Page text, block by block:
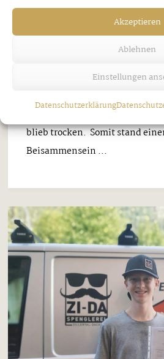
Akzeptieren
Ablehnen
Einstellungen
Datenschutzerklärung
FREUTE SICH
vordere Zillertal, sodass man
versinken, doch es kam ganz
blieb trocken. Somit stand
Beisammensein ...